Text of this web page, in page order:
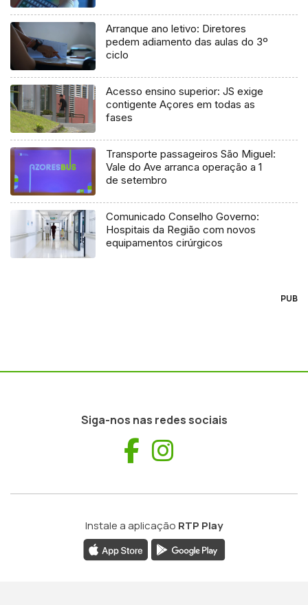
Arranque ano letivo: Diretores
pedem adiamento das aulas do 3º
ciclo
Acesso ensino superior: JS exige
contigente Açores em todas as
fases
Transporte passageiros São Miguel:
Vale do Ave arranca operação a 1
de setembro
Comunicado Conselho Governo:
Hospitais da Região com novos
equipamentos cirúrgicos
PUB
Siga-nos nas redes sociais
Facebook
Instale a aplicação RTP Play